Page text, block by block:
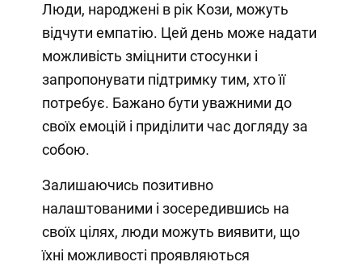
Люди, народжені в рік Кози, можуть
відчути емпатію. Цей день може надати
можливість зміцнити стосунки і
запропонувати підтримку тим, хто її
потребує. Бажано бути уважними до
своїх емоцій і приділити час догляду за
собою.
Залишаючись позитивно
налаштованими і зосередившись на
своїх цілях, люди можуть виявити, що
їхні можливості проявляються